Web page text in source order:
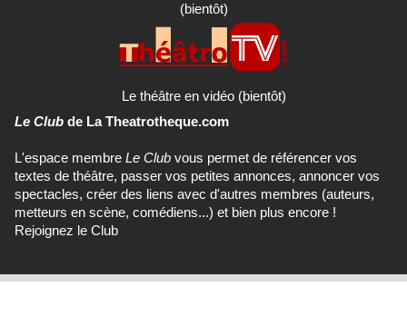
(bientôt)
Le théâtre en vidéo (bientôt)
Le Club de La Theatrotheque.com
L'espace membre Le Club vous permet de référencer vos
textes de théâtre, passer vos petites annonces, annoncer vos
spectacles, créer des liens avec d'autres membres (auteurs,
metteurs en scène, comédiens...) et bien plus encore !
Rejoignez le Club